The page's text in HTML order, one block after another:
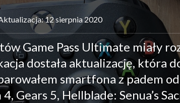
12 sierpnia 2020
Game Pass Ultimate miały
dostała aktualizację, która
smartfona z padem
Gears 5, Hellblade: Senua’s